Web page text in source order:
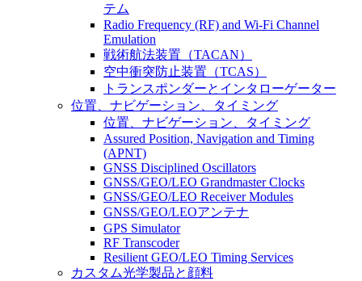
テム
Radio Frequency (RF) and Wi-Fi Channel
Emulation
戦術航法装置（TACAN）
空中衝突防止装置（TCAS）
トランスポンダーとインタローゲーター
位置、ナビゲーション、タイミング
位置、ナビゲーション、タイミング
Assured Position, Navigation and Timing
(APNT)
GNSS Disciplined Oscillators
GNSS/GEO/LEO Grandmaster Clocks
GNSS/GEO/LEO Receiver Modules
GNSS/GEO/LEOアンテナ
GPS Simulator
RF Transcoder
Resilient GEO/LEO Timing Services
カスタム光学製品と顔料